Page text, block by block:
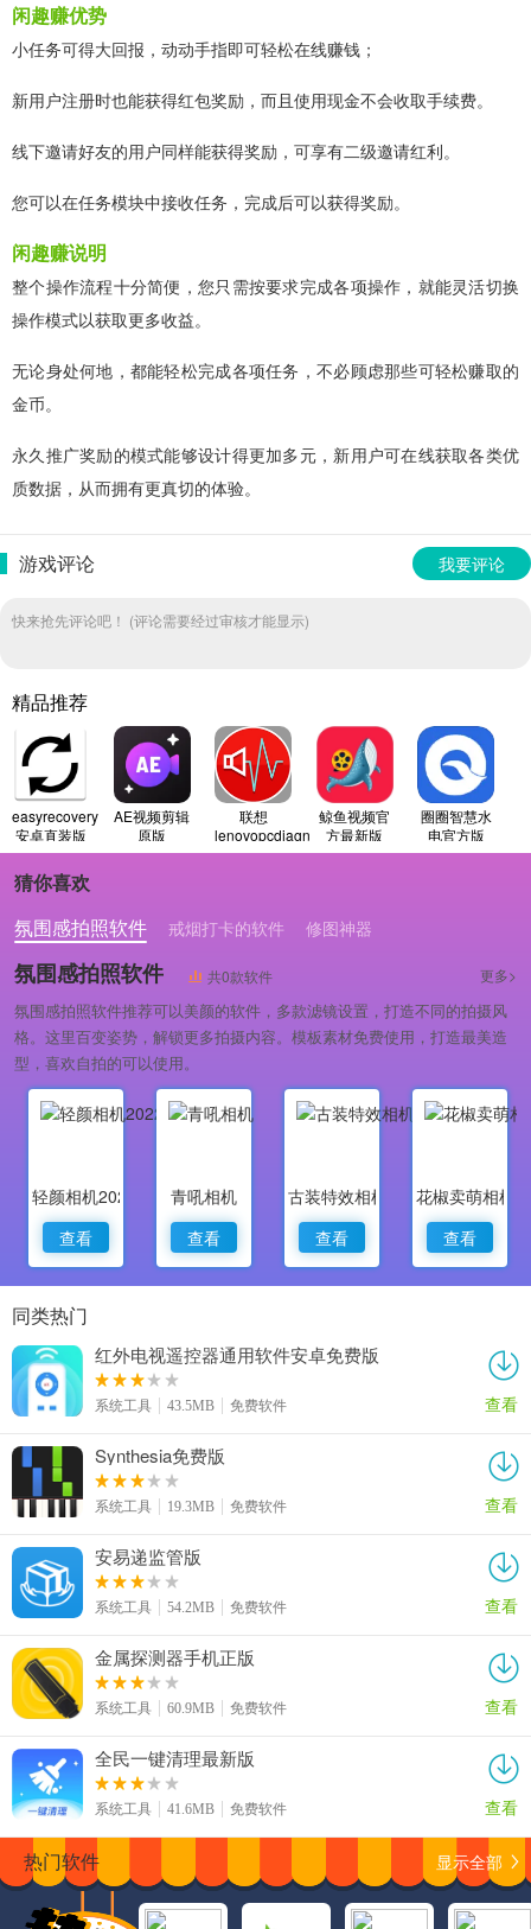
闲趣赚优势
小任务可得大回报，动动手指即可轻松在线赚钱；
新用户注册时也能获得红包奖励，而且使用现金不会收取手续费。
线下邀请好友的用户同样能获得奖励，可享有二级邀请红利。
您可以在任务模块中接收任务，完成后可以获得奖励。
闲趣赚说明
整个操作流程十分简便，您只需按要求完成各项操作，就能灵活切换
操作模式以获取更多收益。
无论身处何地，都能轻松完成各项任务，不必顾虑那些可轻松赚取的
金币。
永久推广奖励的模式能够设计得更加多元，新用户可在线获取各类优
质数据，从而拥有更真切的体验。
游戏评论 我要评论
快来抢先评论吧！ (评论需要经过审核才能显示)
精品推荐
easyrecovery
安卓直装版
AE视频剪辑
原版
联想
lenovopcdiagnostics
安卓免费版
鲸鱼视频官
方最新版
圈圈智慧水
电官方版
猜你喜欢
氛围感拍照软件
戒烟打卡的软件 修图神器
氛围感拍照软件 共0款软件 更多>
氛围感拍照软件推荐可以美颜的软件，多款滤镜设置，打造不同的拍摄风
格。这里百变姿势，解锁更多拍摄内容。模板素材免费使用，打造最美造
型，喜欢自拍的可以使用。
轻颜相机2022最新版
查看
青吼相机
查看
古装特效相机
查看
花椒卖萌相机
查看
同类热门
红外电视遥控器通用软件安卓免费版
系统工具 43.5MB 免费软件 查看
Synthesia免费版
系统工具 19.3MB 免费软件 查看
安易递监管版
系统工具 54.2MB 免费软件 查看
金属探测器手机正版
系统工具 60.9MB 免费软件 查看
全民一键清理最新版
系统工具 41.6MB 免费软件 查看
热门软件 显示全部